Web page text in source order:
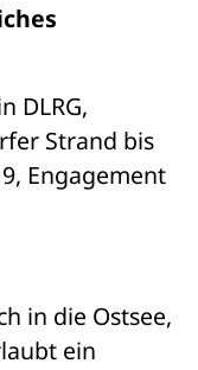
DLRG,
Strand bis
Engagement
in die Ostsee,
ein